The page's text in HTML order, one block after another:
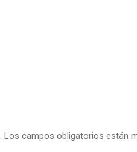
Los campos obligatorios están